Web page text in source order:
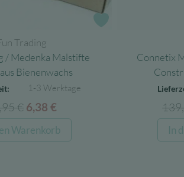
Trading
/ Medenka Malstifte
Bienenwachs
1-3 Werktage
€ Ursprünglicher
Preis
war:
6,38€
Preis
ist:
Warenkorb
Connetix
In